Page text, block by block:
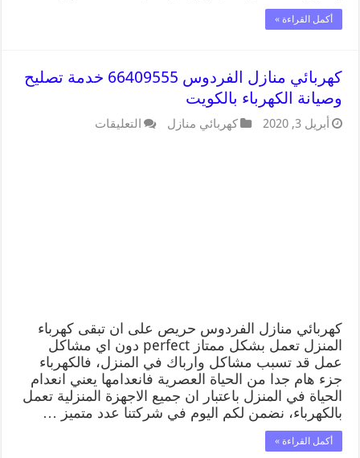
أكمل القراءة »
كهربائي منازل الفردوس 66409555 خدمة تصليح
وصيانة الكهرباء بالكويت
أبريل 3, 2020 كهربائي منازل التعليقات
كهربائي منازل الفردوس حريص على ان تبقى كهرباء
المنزل تعمل بشكل ممتاز perfect دون اي مشاكل
عمل قد تسبب مشاكل وارباك في المنزل، فالكهرباء
جزء هام جدا من الحياة العصرية فانعدامها يعني انعدام
الحياة في المنزل باعتبار ان جميع الاجهزة المنزلية تعمل
بالكهرباء، نضمن لكم اليوم في شركتنا عدد متميز …
أكمل القراءة »